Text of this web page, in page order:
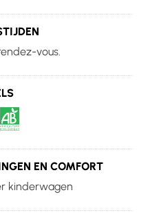
vous.
EN COMFORT
kinderwagen